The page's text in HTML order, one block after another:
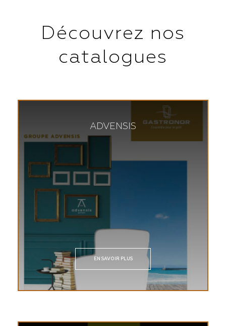
Découvrez nos
catalogues
ADVENSIS
EN SAVOIR PLUS